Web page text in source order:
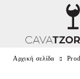
Αρχική σελίδα